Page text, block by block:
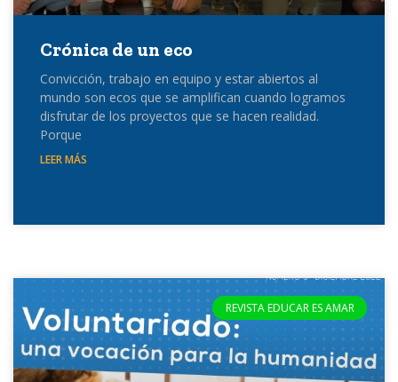
Crónica de un eco
Convicción, trabajo en equipo y estar abiertos al
mundo son ecos que se amplifican cuando logramos
disfrutar de los proyectos que se hacen realidad.
Porque
LEER MÁS
REVISTA EDUCAR ES AMAR